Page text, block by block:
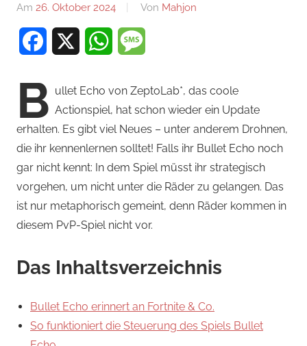
Am 26. Oktober 2024 Von Mahjon
Facebook WhatsApp
B ullet Echo von ZeptoLab*, das coole
Actionspiel, hat schon wieder ein Update
erhalten. Es gibt viel Neues – unter anderem Drohnen,
die ihr kennenlernen solltet! Falls ihr Bullet Echo noch
gar nicht kennt: In dem Spiel müsst ihr strategisch
vorgehen, um nicht unter die Räder zu gelangen. Das
ist nur metaphorisch gemeint, denn Räder kommen in
diesem PvP-Spiel nicht vor.
Das Inhaltsverzeichnis
Bullet Echo erinnert an Fortnite & Co.
So funktioniert die Steuerung des Spiels Bullet